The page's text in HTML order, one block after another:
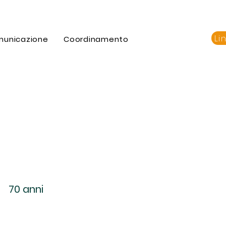
Coordinamento
70 anni